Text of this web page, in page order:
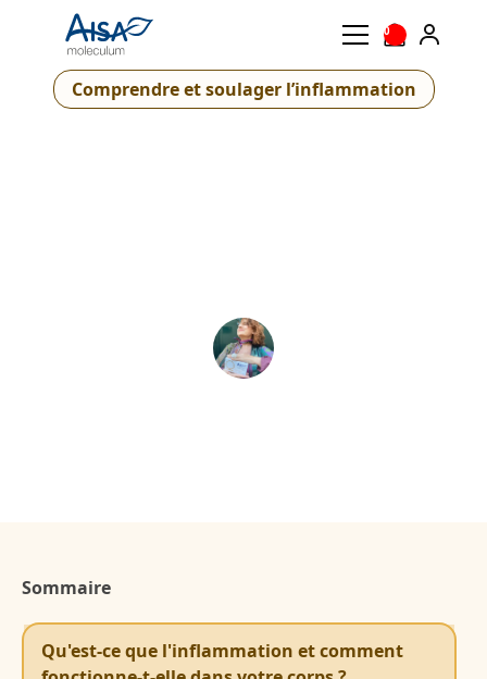
0
Comprendre et soulager l’inflammation
Sommaire
Qu'est-ce que l'inflammation et comment